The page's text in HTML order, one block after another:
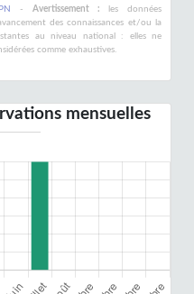
- Avertissement : les données
des connaissances et/ou la
au niveau national : elles ne
comme exhaustives.
mensuelles